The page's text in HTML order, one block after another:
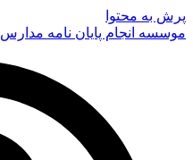
پرش به محتوا
موسسه انجام پایان نامه مدارس